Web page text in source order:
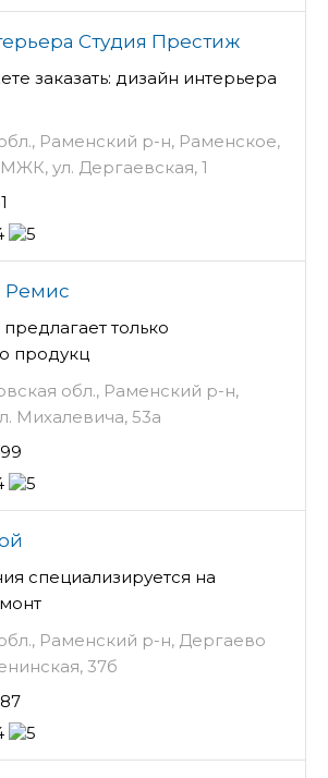
Студия Престиж
заказать: дизайн интерьера
Раменский р-н, Раменское,
ул. Дергаевская, 1
Ремис
только
продукц
обл., Раменский р-н,
Михалевича, 53а
специализируется на
Раменский р-н, Дергаево
37б